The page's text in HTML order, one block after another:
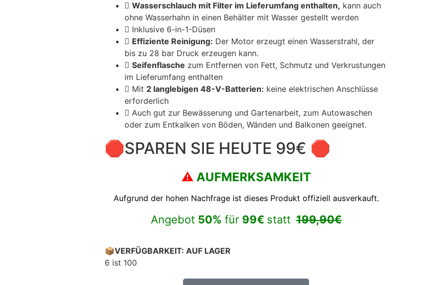
Wasserschlauch mit Filter im Lieferumfang enthalten, kann auch
ohne Wasserhahn in einen Behälter mit Wasser gestellt werden
Inklusive 6-in-1-Düsen
Effiziente Reinigung: Der Motor erzeugt einen Wasserstrahl, der
bis zu 28 bar Druck erzeugen kann.
Seifenflasche zum Entfernen von Fett, Schmutz und Verkrustungen
im Lieferumfang enthalten
Mit 2 langlebigen 48-V-Batterien: keine elektrischen Anschlüsse
erforderlich
Auch gut zur Bewässerung und Gartenarbeit, zum Autowaschen
oder zum Entkalken von Böden, Wänden und Balkonen geeignet.
🛑SPAREN SIE HEUTE 99€ 🛑
⚠️ AUFMERKSAMKEIT
Aufgrund der hohen Nachfrage ist dieses Produkt offiziell ausverkauft.
Angebot 50% für 99€ statt 199,90€
📦VERFÜGBARKEIT: AUF LAGER
6 ist 100